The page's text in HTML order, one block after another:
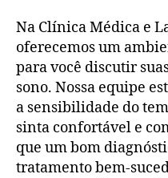
Na Clínica Médica e
oferecemos um
para você discutir
sono. Nossa equipe
a sensibilidade do
sinta confortável e
que um bom
tratamento bem-